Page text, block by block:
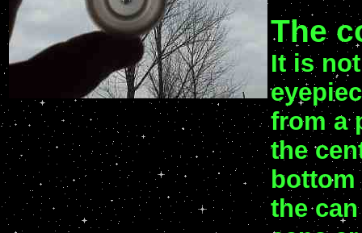
The
It is
from a
the
bottom
the